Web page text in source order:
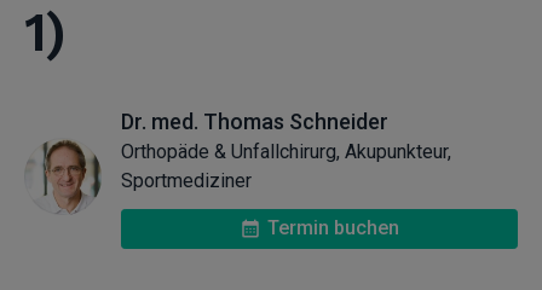
1)
Dr. med. Thomas Schneider
Orthopäde & Unfallchirurg, Akupunkteur,
Sportmediziner
Termin buchen